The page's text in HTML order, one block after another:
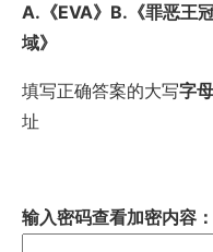
A.《EVA》B.《罪恶王
域》
填写正确答案的大写字母
址
输入密码查看加密内容：